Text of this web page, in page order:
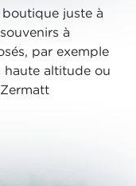
juste à
à
par exemple
haute altitude ou